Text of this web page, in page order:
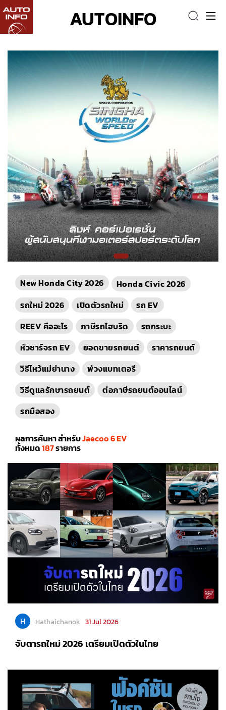
AUTOINFO
New Honda City 2026
Honda Civic 2026
รถใหม่ 2026
เปิดตัวรถใหม่
รถ EV
REEV คืออะไร
ภาษีรถไฮบริด
รถกระบะ
หัวชาร์จรถ EV
ยอดขายรถยนต์
ราคารถยนต์
วิธีไหว้แม่ย่านาง
พ่วงแบทเตอรี
วิธีดูแลรักษารถยนต์
ต่อภาษีรถยนต์ออนไลน์
รถมือสอง
ผลการค้นหา สำหรับJaecoo 6 EV
ทั้งหมด187รายการ
H Hathaichanok 31 Jul 2026
จับตารถใหม่ 2026 เตรียมเปิดตัวในไทย